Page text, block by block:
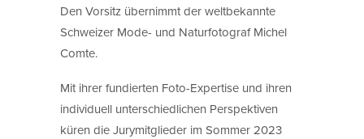
Den Vorsitz übernimmt der weltbekannte
Schweizer Mode- und Naturfotograf Michel
Comte.
Mit ihrer fundierten Foto-Expertise und ihren
individuell unterschiedlichen Perspektiven
küren die Jurymitglieder im Sommer 2023